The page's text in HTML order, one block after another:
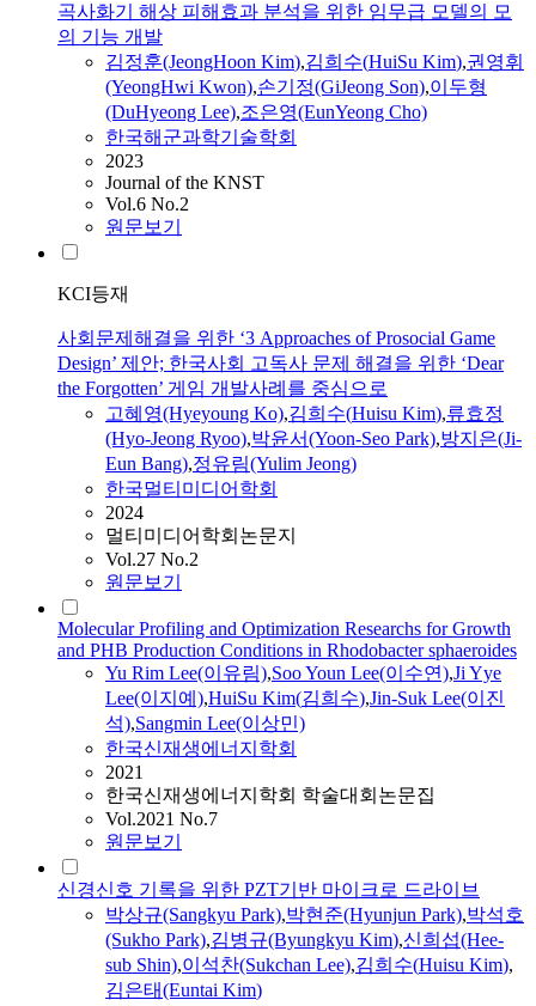
곡사화기 해상 피해효과 분석을 위한 임무급 모델의 모
의 기능 개발
김정훈(JeongHoon Kim),김희수(HuiSu Kim),권영휘
(YeongHwi Kwon),손기정(GiJeong Son),이두형
(DuHyeong Lee),조은영(EunYeong Cho)
한국해군과학기술학회
2023
Journal of the KNST
Vol.6 No.2
원문보기
KCI등재
사회문제해결을 위한 ‘3 Approaches of Prosocial Game
Design’ 제안; 한국사회 고독사 문제 해결을 위한 ‘Dear
the Forgotten’ 게임 개발사례를 중심으로
고혜영(Hyeyoung Ko),김희수(Huisu Kim),류효정
(Hyo-Jeong Ryoo),박윤서(Yoon-Seo Park),방지은(Ji-
Eun Bang),정유림(Yulim Jeong)
한국멀티미디어학회
2024
멀티미디어학회논문지
Vol.27 No.2
원문보기
Molecular Profiling and Optimization Researchs for Growth
and PHB Production Conditions in Rhodobacter sphaeroides
Yu Rim Lee(이유림),Soo Youn Lee(이수연),Ji Yye
Lee(이지예),HuiSu Kim(김희수),Jin-Suk Lee(이진
석),Sangmin Lee(이상민)
한국신재생에너지학회
2021
한국신재생에너지학회 학술대회논문집
Vol.2021 No.7
원문보기
신경신호 기록을 위한 PZT기반 마이크로 드라이브
박상규(Sangkyu Park),박현준(Hyunjun Park),박석호
(Sukho Park),김병규(Byungkyu Kim),신희섭(Hee-
sub Shin),이석찬(Sukchan Lee),김희수(Huisu Kim),
김은태(Euntai Kim)